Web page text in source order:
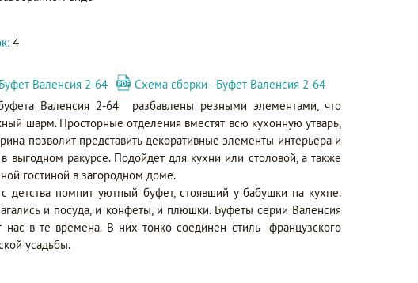
4
Валенсия 2-64
Схема сборки - Буфет Валенсия 2-64
Валенсия 2-64 разбавлены резными элементами, что
шарм. Просторные отделения вместят всю кухонную утварь,
позволит представить декоративные элементы интерьера и
выгодном ракурсе. Подойдет для кухни или столовой, а также
гостиной в загородном доме.
детства помнит уютный буфет, стоявший у бабушки на кухне.
и посуда, и конфеты, и плюшки. Буфеты серии Валенсия
нас в те времена. В них тонко соединен стиль французского
усадьбы.